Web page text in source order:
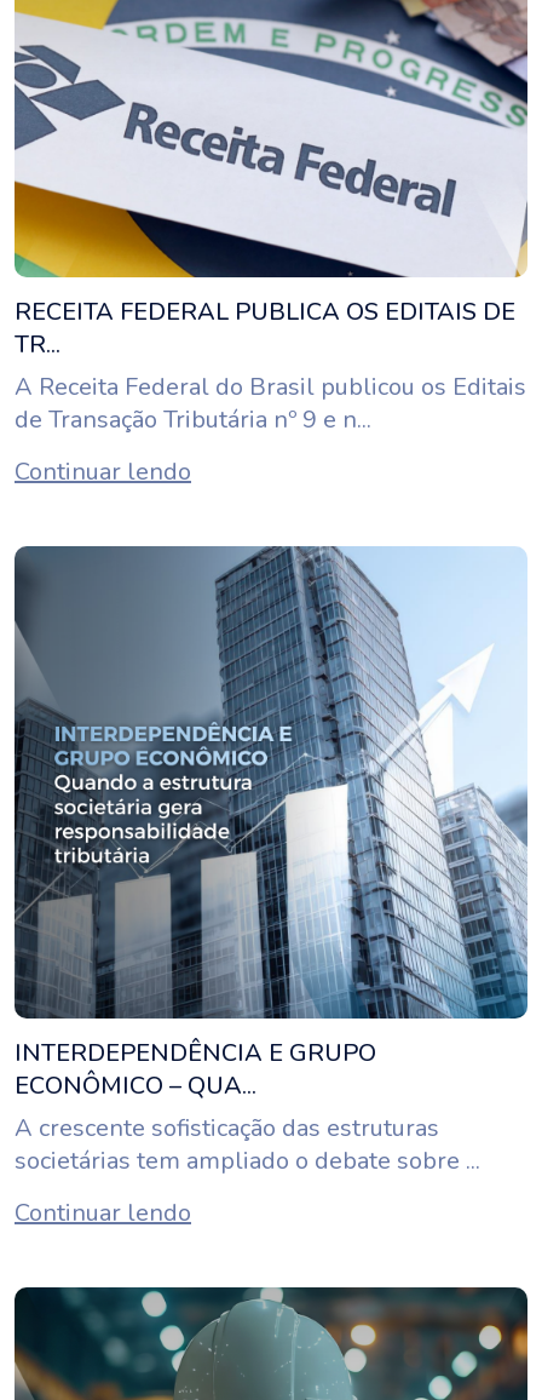
RECEITA FEDERAL PUBLICA OS EDITAIS DE
TR...
A Receita Federal do Brasil publicou os Editais
de Transação Tributária nº 9 e n...
Continuar lendo
INTERDEPENDÊNCIA E GRUPO
ECONÔMICO – QUA...
A crescente sofisticação das estruturas
societárias tem ampliado o debate sobre ...
Continuar lendo